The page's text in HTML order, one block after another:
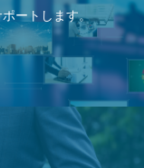
ートします。